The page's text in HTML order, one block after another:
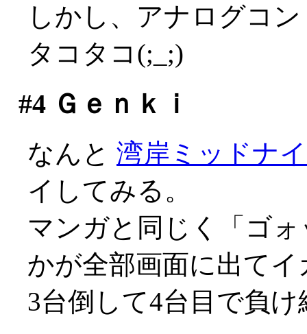
しかし、アナログコ
タコタコ(;_;)
#4Ｇｅｎｋｉ
なんと 湾岸ミッドナ
イしてみる。
マンガと同じく「ゴ
かが全部画面に出てイ
3台倒して4台目で負